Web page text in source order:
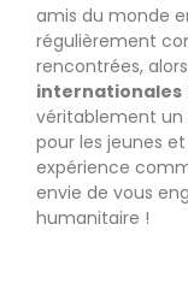
amis du monde
régulièrement
rencontrées,
internationales
véritablement un
pour les jeunes
expérience
envie de vous
humanitaire !